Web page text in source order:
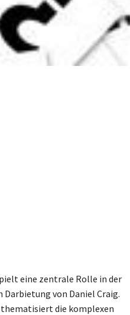
eine zentrale Rolle in der
von Daniel Craig.
thematisiert die komplexen